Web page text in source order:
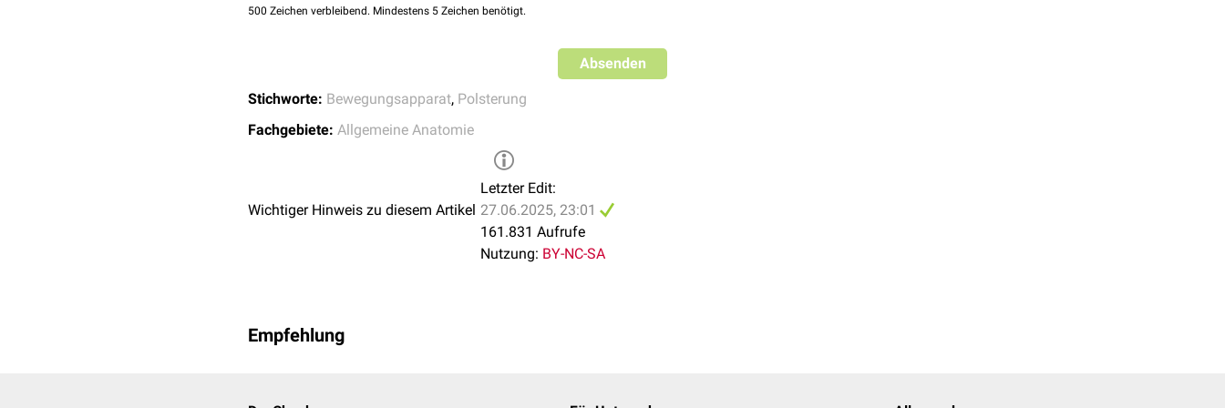
Bursa subtendinea musculi tricipitis brachii
Bursa subtendinea musculi gastrocnemii lateralis
Bursa trochanterica
500 Zeichen verbleibend. Mindestens 5 Zeichen benötigt.
Absenden
Stichworte: Bewegungsapparat, Polsterung
Fachgebiete: Allgemeine Anatomie
Wichtiger Hinweis zu diesem Artikel
Letzter Edit:
27.06.2025, 23:01
161.831 Aufrufe
Nutzung: BY-NC-SA
Empfehlung